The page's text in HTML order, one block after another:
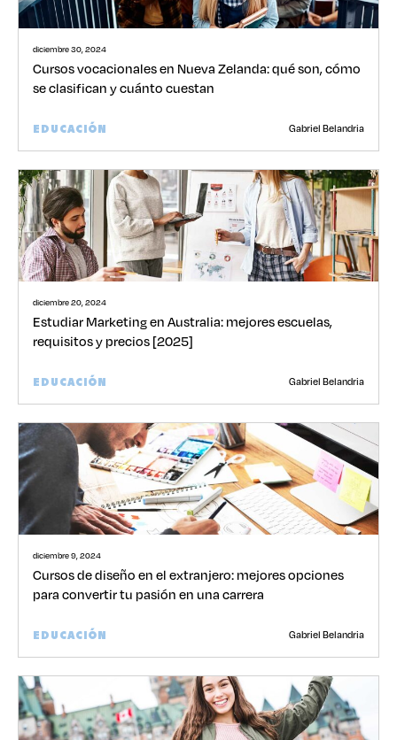
diciembre 30, 2024
Cursos vocacionales en Nueva Zelanda: qué son, cómo
se clasifican y cuánto cuestan
EDUCACIÓN Gabriel Belandria
diciembre 20, 2024
Estudiar Marketing en Australia: mejores escuelas,
requisitos y precios [2025]
EDUCACIÓN Gabriel Belandria
diciembre 9, 2024
Cursos de diseño en el extranjero: mejores opciones
para convertir tu pasión en una carrera
EDUCACIÓN Gabriel Belandria